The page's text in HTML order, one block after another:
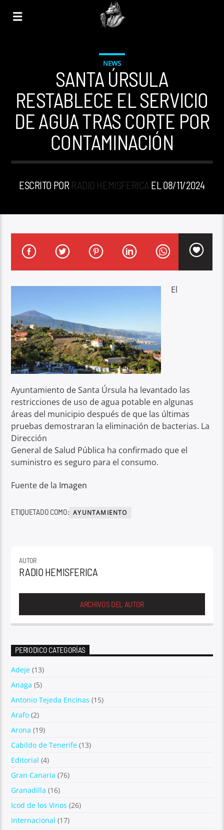
NEWS
SANTA ÚRSULA
RESTABLECE EL SERVICIO
DE AGUA TRAS CORTE POR
CONTAMINACIÓN
ESCRITO POR RADIO HEMISFERICA EL 08/11/2024
El
Ayuntamiento de Santa Úrsula ha levantado las
restricciones de uso de agua potable en algunas
áreas del municipio después de que las últimas
pruebas demostraran la eliminación de bacterias. La
Dirección
General de Salud Pública ha confirmado que el
suministro es seguro para el consumo.
Fuente de la Imagen
ETIQUETADO COMO: AYUNTAMIENTO
AUTOR
RADIO HEMISFERICA
ARCHIVOS DEL AUTOR
PERIODICO CATEGORÍAS
Adeje (13)
Anaga (5)
Antonio Tejeda Encinas (15)
Arafo (2)
Arona (19)
Cabildo de Tenerife (13)
Editorial (4)
Gran Canaria (76)
Granadilla (16)
Icod de los Vinos (26)
Internacional (17)